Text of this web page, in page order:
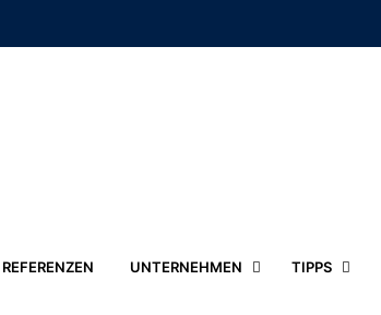
REFERENZEN UNTERNEHMEN TIPPS